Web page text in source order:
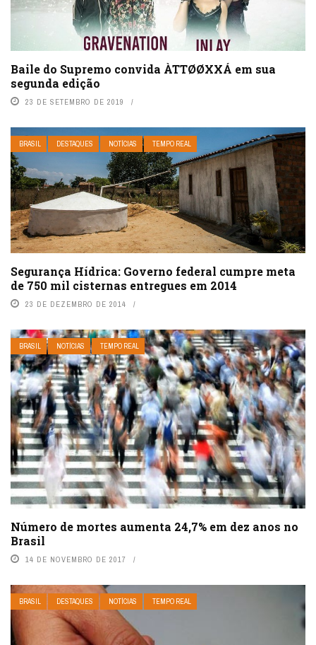
Baile do Supremo convida ÀTTØØXXÁ em sua
segunda edição
23 DE SETEMBRO DE 2019
BRASIL DESTAQUES NOTÍCIAS TEMPO REAL
Segurança Hídrica: Governo federal cumpre meta
de 750 mil cisternas entregues em 2014
23 DE DEZEMBRO DE 2014
BRASIL NOTÍCIAS TEMPO REAL
Número de mortes aumenta 24,7% em dez anos no
Brasil
14 DE NOVEMBRO DE 2017
BRASIL DESTAQUES NOTÍCIAS TEMPO REAL